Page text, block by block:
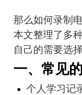
那么如何录制
本文整理了多
自己的需要选择
一、常见
个人学习记